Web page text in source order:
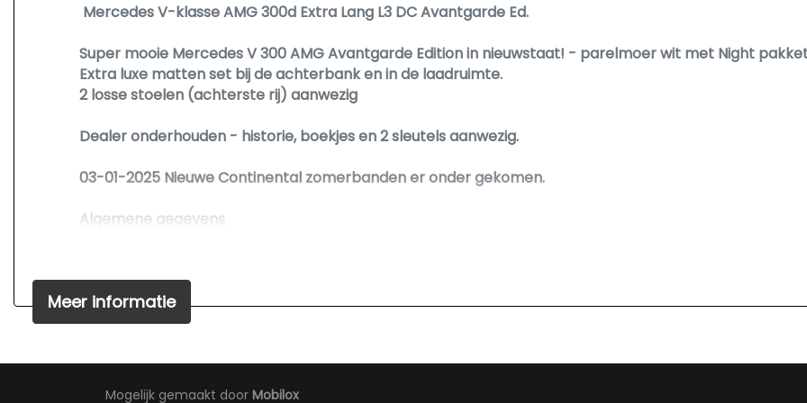
Metaalkleur
Park distance control
Parkeer assistent
Sierlijsten zwart
Sportonderstel
Zijschuifdeur links
Zijschuifdeur rechts
Mercedes V-klasse AMG 300d Extra Lang L3 DC Avantgarde Ed.
Super mooie Mercedes V 300 AMG Avantgarde Edition in nieuwstaat! - parelmoer wit met Night
Extra luxe matten set bij de achterbank en in de laadruimte.
2 losse stoelen (achterste rij) aanwezig
Dealer onderhouden - historie, boekjes en 2 sleutels aanwezig.
03-01-2025 Nieuwe Continental zomerbanden er onder gekomen.
Algemene gegevens
Tellerstand:84480 KM
Carrosserievorm:Bestel
Aantal deuren:4
Bouwjaar:2020
Transmissie:
Automaat
Meer informatie
Mogelijk gemaakt door Mobilox